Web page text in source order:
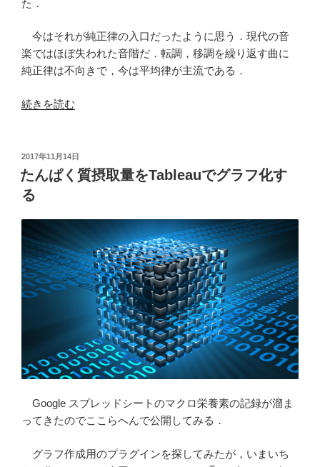
た．
今はそれが純正律の入口だったように思う．現代の音
楽ではほぼ失われた音階だ．転調，移調を繰り返す曲に
純正律は不向きで，今は平均律が主流である．
“純
と
平
均
律”
の
続きを読む
投
稿
日:
2017年11月14日
たんぱく質摂取量をTableauでグラフ化す
る
Google スプレッドシートのマクロ栄養素の記録が溜ま
ってきたのでここらへんで公開してみる．
グラフ作成用のプラグインを探してみたが，いまいち